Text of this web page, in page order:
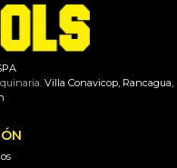
Villa Conavicop, Rancagua,